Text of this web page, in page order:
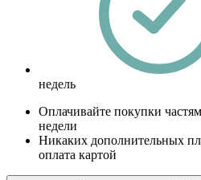
недель
Оплачивайте покупки
недели
Никаких дополнительных
оплата картой